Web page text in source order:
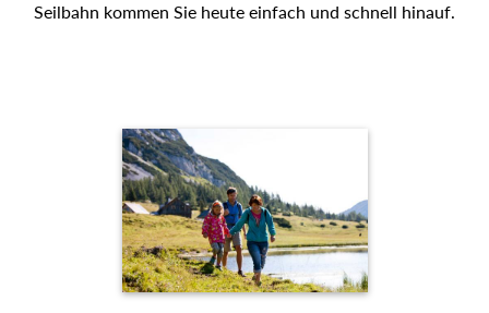
Seilbahn kommen Sie heute einfach und schnell hinauf.